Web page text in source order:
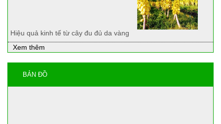
Hiệu quả kinh tế từ cây đu đủ da vàng
Xem thêm
BẢN ĐỒ